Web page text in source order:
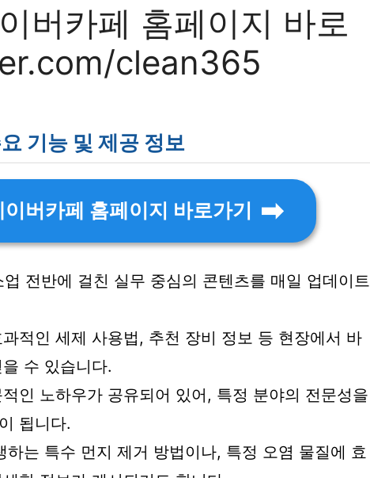
버카페 홈페이지 바로
clean365
기능 및 제공 정보
버카페 홈페이지 바로가기
전반에 걸친 실무 중심의 콘텐츠를 매일 업데이트
적인 세제 사용법, 추천 장비 정보 등 현장에서 바
수 있습니다.
인 노하우가 공유되어 있어, 특정 분야의 전문성을
됩니다.
는 특수 먼지 제거 방법이나, 특정 오염 물질에 효